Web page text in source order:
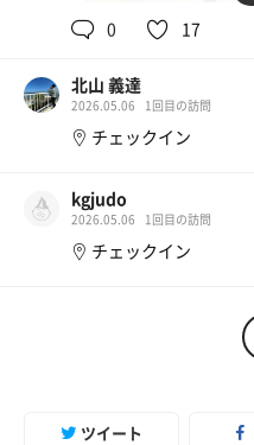
そして今はビュッフェ会
しこたま食べながらこ
気にせず食べて、また
が、この施設の最大の価
回復途中の身体に、も
朝食
0 17
北山 義達
2026.05.06 1回目の訪問
チェックイン
kgjudo
2026.05.06 1回目の訪問
チェックイン
ツイート